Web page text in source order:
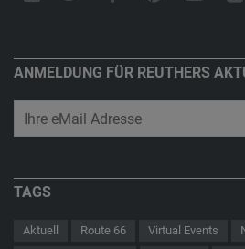
ANMELDUNG FÜR REUTHERS
TAGS
Aktuell Route 66 Virtual Events